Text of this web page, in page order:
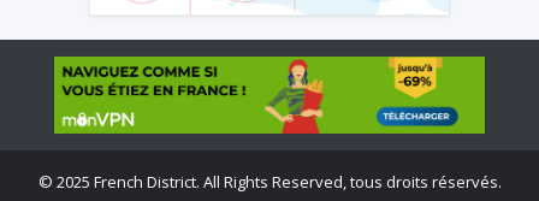
© 2025 French District. All Rights Reserved, tous droits réservés.